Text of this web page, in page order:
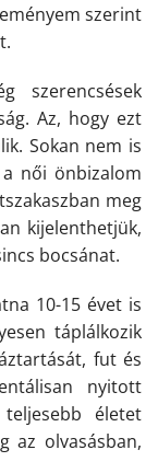
szerint
szerencsések
Az, hogy ezt
Sokan nem is
női önbizalom
meg
kijelenthetjük,
bocsánat.
10-15 évet is
táplálkozik
fut és
nyitott
életet
az olvasásban,